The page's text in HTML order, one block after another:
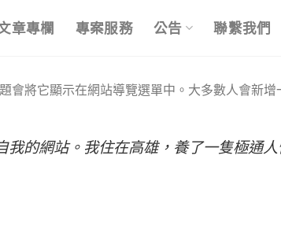
章專欄 專案服務 公告 聯繫我們
會將它顯示在網站導覽選單中。大多數人會新增
的網站。我住在高雄，養了一隻極通